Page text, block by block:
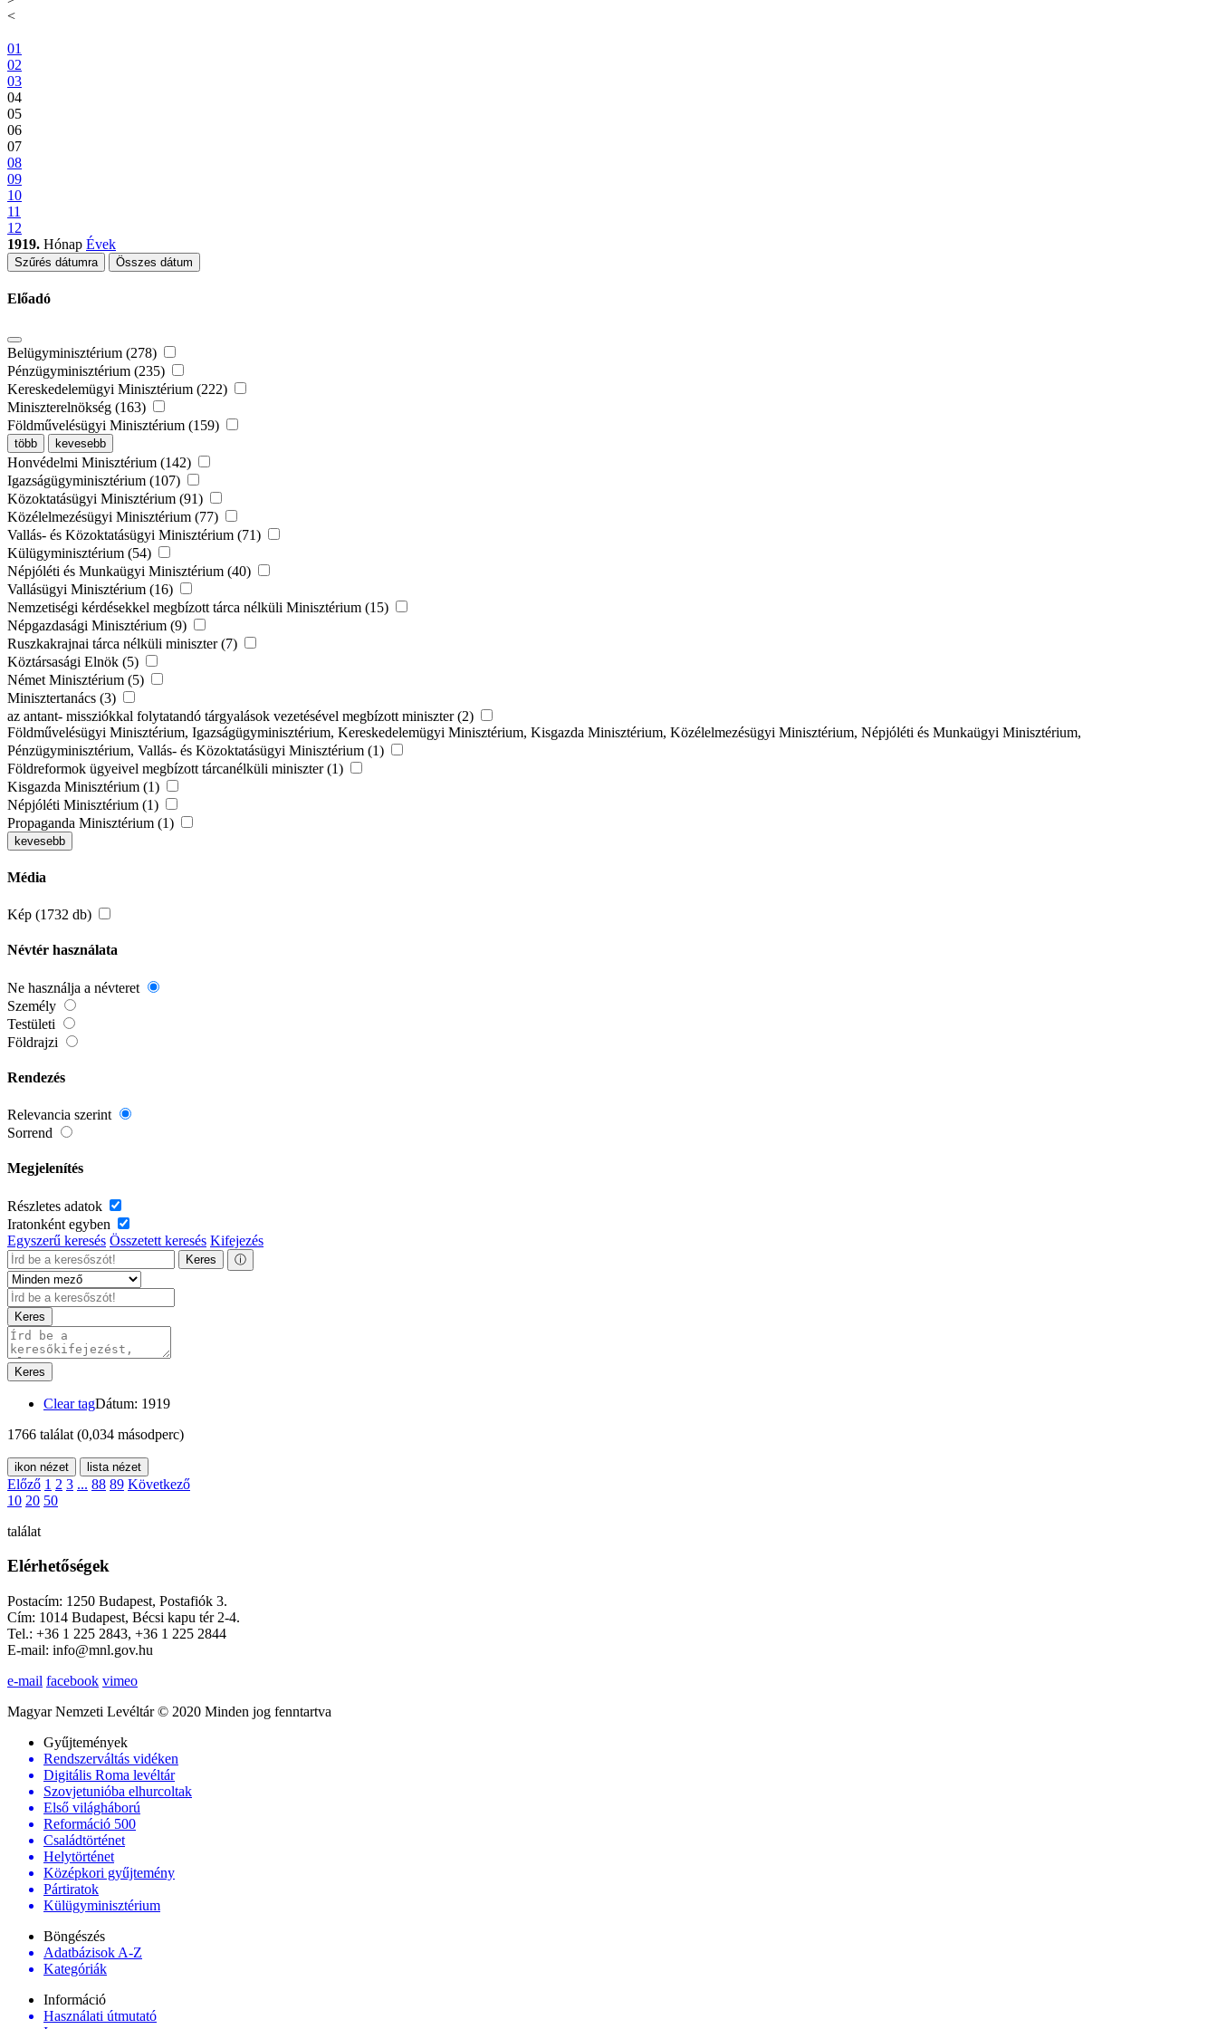
<
01
02
03
04
05
06
07
08
09
10
11
12
1919. Hónap Évek
Szűrés dátumra Összes dátum
Előadó
Belügyminisztérium (278)
Pénzügyminisztérium (235)
Kereskedelemügyi Minisztérium (222)
Miniszterelnökség (163)
Földművelésügyi Minisztérium (159)
több kevesebb
Honvédelmi Minisztérium (142)
Igazságügyminisztérium (107)
Közoktatásügyi Minisztérium (91)
Közélelmezésügyi Minisztérium (77)
Vallás- és Közoktatásügyi Minisztérium (71)
Külügyminisztérium (54)
Népjóléti és Munkaügyi Minisztérium (40)
Vallásügyi Minisztérium (16)
Nemzetiségi kérdésekkel megbízott tárca nélküli Minisztérium (15)
Népgazdasági Minisztérium (9)
Ruszkakrajnai tárca nélküli miniszter (7)
Köztársasági Elnök (5)
Német Minisztérium (5)
Minisztertanács (3)
az antant- missziókkal folytatandó tárgyalások vezetésével megbízott miniszter (2)
Földművelésügyi Minisztérium, Igazságügyminisztérium, Kereskedelemügyi Minisztérium, Kisgazda Minisztérium, Közélelmezésügyi Minisztérium, Népjóléti és Munkaügyi Minisztérium,
Pénzügyminisztérium, Vallás- és Közoktatásügyi Minisztérium (1)
Földreformok ügyeivel megbízott tárcanélküli miniszter (1)
Kisgazda Minisztérium (1)
Népjóléti Minisztérium (1)
Propaganda Minisztérium (1)
kevesebb
Média
Kép (1732 db)
Névtér használata
Ne használja a névteret
Személy
Testületi
Földrajzi
Rendezés
Relevancia szerint
Sorrend
Megjelenítés
Részletes adatok
Iratonként egyben
Egyszerű keresés Összetett keresés Kifejezés
Keres ⓘ
Keres
Keres
Clear tagDátum: 1919
1766 találat (0,034 másodperc)
ikon nézet lista nézet
Előző 1 2 3 ... 88 89 Következő
10 20 50
találat
Elérhetőségek
Postacím: 1250 Budapest, Postafiók 3.
Cím: 1014 Budapest, Bécsi kapu tér 2-4.
Tel.: +36 1 225 2843, +36 1 225 2844
E-mail: info@mnl.gov.hu
e-mail facebook vimeo
Magyar Nemzeti Levéltár © 2020 Minden jog fenntartva
Gyűjtemények
Rendszerváltás vidéken
Digitális Roma levéltár
Szovjetunióba elhurcoltak
Első világháború
Reformáció 500
Családtörténet
Helytörténet
Középkori gyűjtemény
Pártiratok
Külügyminisztérium
Böngészés
Adatbázisok A-Z
Kategóriák
Információ
Használati útmutató